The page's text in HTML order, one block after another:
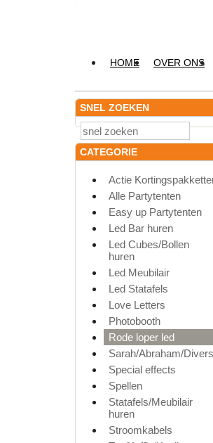
HOME OVER ONS
SNEL ZOEKEN
CATEGORIE
Actie
Alle Partytenten
Easy up Partytenten
Led Bar huren
Led Cubes/Bollen
huren
Led Meubilair
Led Statafels
Love Letters
Photobooth
Rode loper led
Sarah/Abraham/
Special effects
Spellen
Statafels/Meubilair
huren
Stroomkabels